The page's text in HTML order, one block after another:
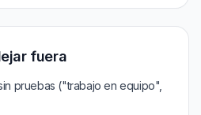
fuera
pruebas ("trabajo en equipo",